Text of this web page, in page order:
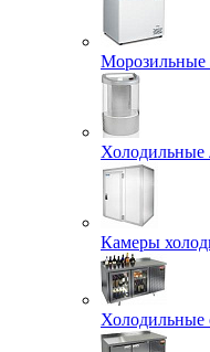
Морозильные
Холодильные
Камеры
Холодильные